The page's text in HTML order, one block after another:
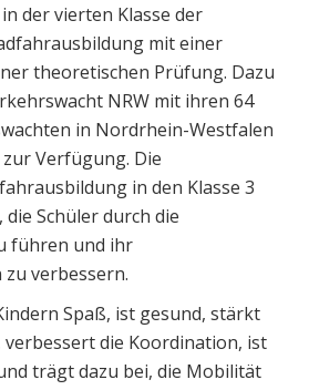
der vierten Klasse der
mit einer
theoretischen Prüfung. Dazu
NRW mit ihren 64
in Nordrhein-Westfalen
Verfügung. Die
in den Klasse 3
Schüler durch die
führen und ihr
verbessern.
Spaß, ist gesund, stärkt
verbessert die Koordination, ist
trägt dazu bei, die Mobilität